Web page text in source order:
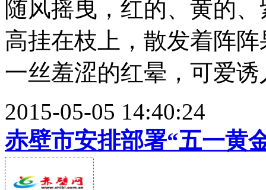
随风摇曳，红的、黄的
高挂在枝上，散发着阵
一丝羞涩的红晕，可爱诱
2015-05-05 14:40:24
赤壁市安排部署“五一黄